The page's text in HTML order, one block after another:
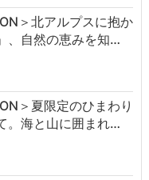
＞北アルプスに抱か
、自然の恵みを知…
＞夏限定のひまわり
。海と山に囲まれ…